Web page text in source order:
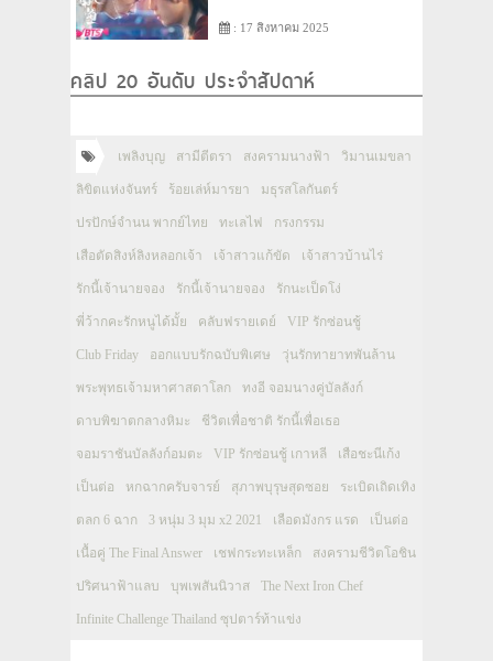
: 17 สิงหาคม 2025
คลิป 20 อันดับ ประจำสัปดาห์
เพลิงบุญ สามีตีตรา สงครามนางฟ้า วิมานเมขลา
ลิขิตแห่งจันทร์ ร้อยเล่ห์มารยา มธุรสโลกันตร์
ปรปักษ์จำนน พากย์ไทย ทะเลไฟ กรงกรรม
เสือตัดสิงห์ลิงหลอกเจ้า เจ้าสาวแก้ขัด เจ้าสาวบ้านไร่
รักนี้เจ้านายจอง รักนี้เจ้านายจอง รักนะเป็ดโง่
พี่ว้ากคะรักหนูได้มั้ย คลับฟรายเดย์ VIP รักซ่อนชู้
Club Friday ออกแบบรักฉบับพิเศษ วุ่นรักทายาทพันล้าน
พระพุทธเจ้ามหาศาสดาโลก ทงอี จอมนางคู่บัลลังก์
ดาบพิฆาตกลางหิมะ ชีวิตเพื่อชาติ รักนี้เพื่อเธอ
จอมราชันบัลลังก์อมตะ VIP รักซ่อนชู้ เกาหลี เสือชะนีเก้ง
เป็นต่อ หกฉากครับจารย์ สุภาพบุรุษสุดซอย ระเบิดเถิดเทิง
ตลก 6 ฉาก 3 หนุ่ม 3 มุม x2 2021 เลือดมังกร แรด เป็นต่อ
เนื้อคู่ The Final Answer เชฟกระทะเหล็ก สงครามชีวิตโอชิน
ปริศนาฟ้าแลบ บุพเพสันนิวาส The Next Iron Chef
Infinite Challenge Thailand ซุปตาร์ท้าแข่ง